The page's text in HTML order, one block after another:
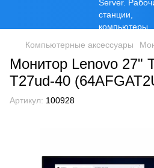
Компьютерные аксессуары
Монитор Lenovo 27"
T27ud-40
Артикул: 100928